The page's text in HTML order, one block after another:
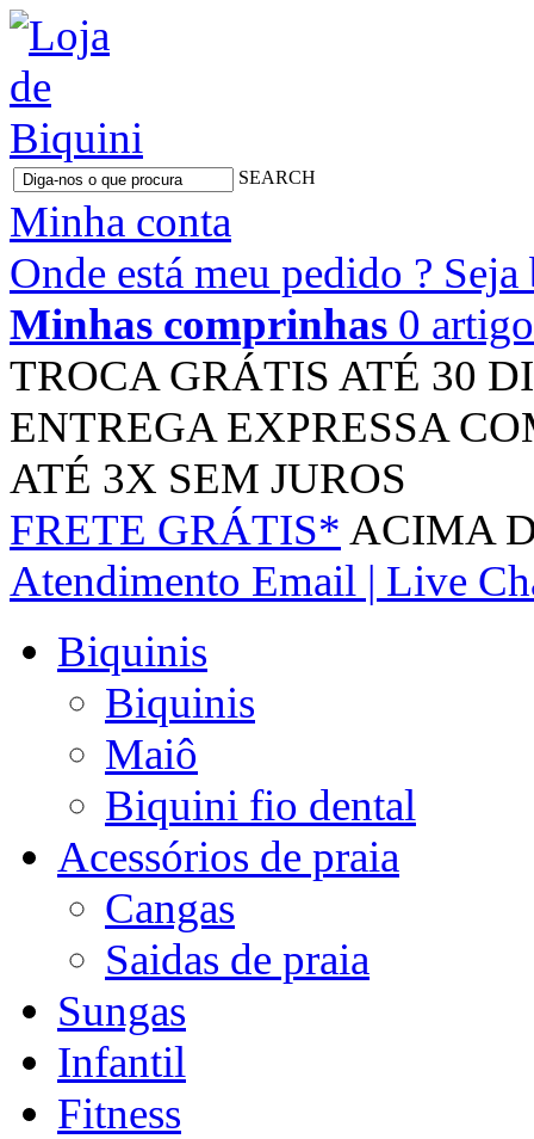
SEARCH
Minha conta
Onde está meu pedido ?
Minhas comprinhas 0
TROCA GRÁTIS ATÉ 30
ENTREGA EXPRESSA
ATÉ 3X SEM JUROS
FRETE GRÁTIS* ACIMA
Atendimento Email | Live
Biquinis
Biquinis
Maiô
Biquini fio dental
Acessórios de praia
Cangas
Saidas de praia
Sungas
Infantil
Fitness